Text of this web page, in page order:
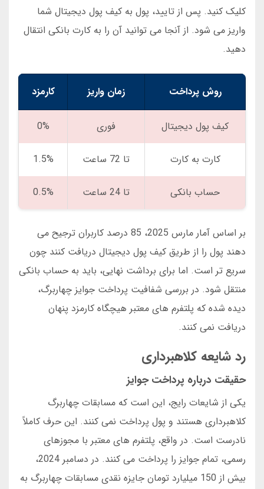
کلیک کنید. پس از تایید، پول به کیف پول دیجیتال شما
واریز می شود. از آنجا می توانید آن را به کارت بانکی انتقال
دهید.
روش پرداخت زمان واریز کارمزد
کیف پول دیجیتال فوری 0%
کارت به کارت تا 72 ساعت 1.5%
حساب بانکی تا 24 ساعت 0.5%
بر اساس آمار مارس 2025، 85 درصد کاربران ترجیح می
دهند پول را از طریق کیف پول دیجیتال دریافت کنند چون
سریع تر است. اما برای برداشت نهایی، باید به حساب بانکی
منتقل شود. در بررسی شفافیت پرداخت جوایز چهاربرگ،
دیده شده که پلتفرم های معتبر هیچگاه کارمزد پنهان
دریافت نمی کنند.
رد شایعه کلاهبرداری
حقیقت درباره پرداخت جوایز
یکی از شایعات رایج، این است که مسابقات چهاربرگ
کلاهبرداری هستند و پول پرداخت نمی کنند. این حرف کاملاً
نادرست است. در واقع، پلتفرم های معتبر با مجوزهای
رسمی، تمام جوایز را پرداخت می کنند. در دسامبر 2024،
بیش از 150 میلیارد تومان جایزه نقدی مسابقات چهاربرگ به